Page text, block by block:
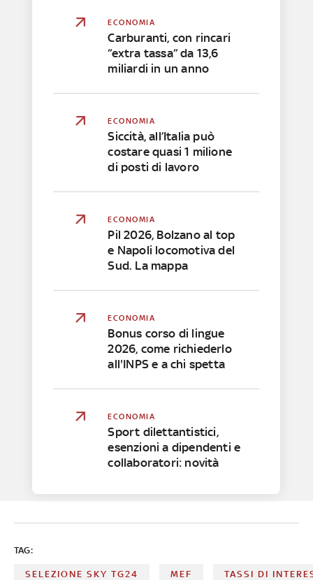
ECONOMIA
Carburanti, con rincari
“extra tassa” da 13,6
miliardi in un anno
ECONOMIA
Siccità, all’Italia può
costare quasi 1 milione
di posti di lavoro
ECONOMIA
Pil 2026, Bolzano al top
e Napoli locomotiva del
Sud. La mappa
ECONOMIA
Bonus corso di lingue
2026, come richiederlo
all'INPS e a chi spetta
ECONOMIA
Sport dilettantistici,
esenzioni a dipendenti e
collaboratori: novità
TAG:
SELEZIONE SKY TG24 MEF TASSI DI